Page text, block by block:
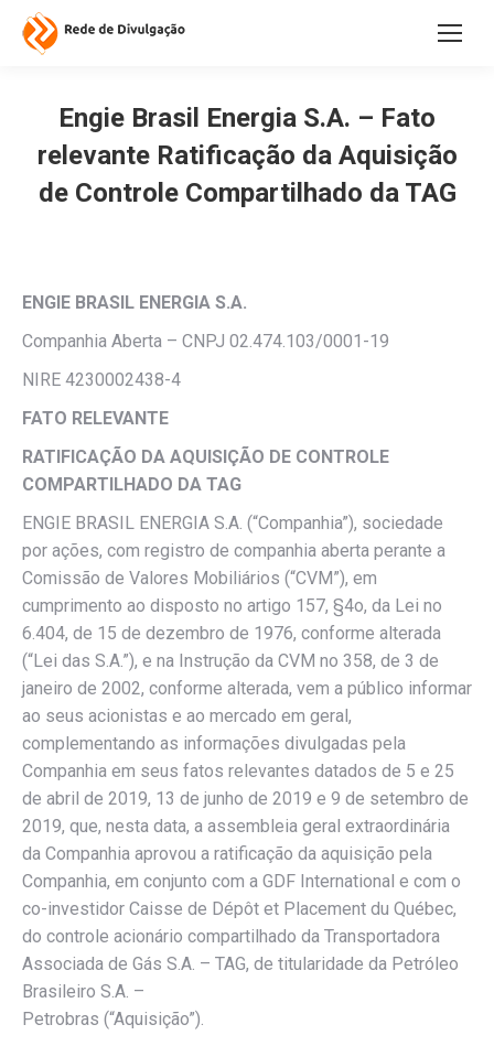
Engie Brasil Energia S.A. – Fato
relevante Ratificação da Aquisição
de Controle Compartilhado da TAG
ENGIE BRASIL ENERGIA S.A.
Companhia Aberta – CNPJ 02.474.103/0001-19
NIRE 4230002438-4
FATO RELEVANTE
RATIFICAÇÃO DA AQUISIÇÃO DE CONTROLE
COMPARTILHADO DA TAG
ENGIE BRASIL ENERGIA S.A. (“Companhia”), sociedade
por ações, com registro de companhia aberta perante a
Comissão de Valores Mobiliários (“CVM”), em
cumprimento ao disposto no artigo 157, §4o, da Lei no
6.404, de 15 de dezembro de 1976, conforme alterada
(“Lei das S.A.”), e na Instrução da CVM no 358, de 3 de
janeiro de 2002, conforme alterada, vem a público informar
ao seus acionistas e ao mercado em geral,
complementando as informações divulgadas pela
Companhia em seus fatos relevantes datados de 5 e 25
de abril de 2019, 13 de junho de 2019 e 9 de setembro de
2019, que, nesta data, a assembleia geral extraordinária
da Companhia aprovou a ratificação da aquisição pela
Companhia, em conjunto com a GDF International e com o
co-investidor Caisse de Dépôt et Placement du Québec,
do controle acionário compartilhado da Transportadora
Associada de Gás S.A. – TAG, de titularidade da Petróleo
Brasileiro S.A. –
Petrobras (“Aquisição”).